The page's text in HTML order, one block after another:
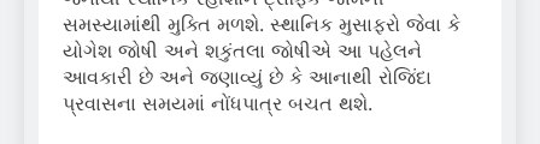
સમસ્યામાંથી મુક્તિ મળશે. સ્થાનિક મુસાફરો જેવા કે
યોગેશ જોષી અને શકુંતલા જોષીએ આ પહેલને
આવકારી છે અને જણાવ્યું છે કે આનાથી રોજિંદા
પ્રવાસના સમયમાં નોંધપાત્ર બચત થશે.